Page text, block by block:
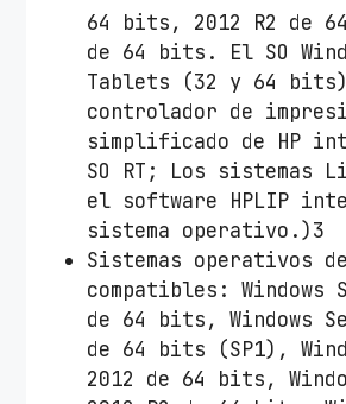
64 bits, 2012 R2 de
de 64 bits. El SO
Tablets (32 y 64
controlador de
simplificado de HP
SO RT; Los sistemas
el software HPLIP
sistema operativo.)3
Sistemas operativos
compatibles: Windows
de 64 bits, Windows
de 64 bits (SP1),
2012 de 64 bits,